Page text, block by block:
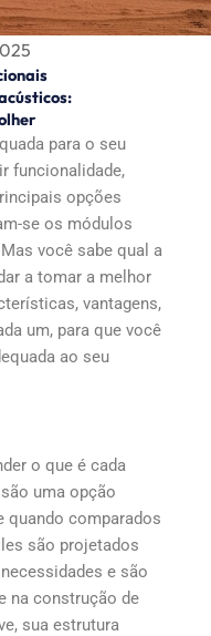
para o seu
funcionalidade,
opções
se os módulos
você sabe qual a
a tomar a melhor
vantagens,
um, para que você
ao seu
o que é cada
uma opção
quando comparados
são projetados
e são
na construção de
sua estrutura